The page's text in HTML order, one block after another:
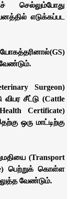
செல்லும்போது
எடுக்கப்பட
வேண்டும்.
Surgeon)
சீட்டு (Cattle
Certificate)
ஒரு மாட்டிற்கு
(Transport
பெற்றுக் கொள்ள
வேண்டும்.